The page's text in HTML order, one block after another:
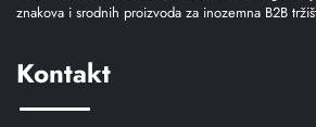
znakova i srodnih proizvoda za inozemna B2B
Kontakt